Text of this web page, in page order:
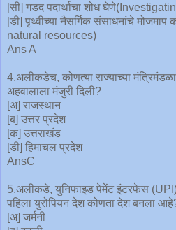
[सी] गडद पदार्थाचा शोध
[डी] पृथ्वीच्या नैसर्गिक संसाधनांचे
natural resources)
Ans A
4.अलीकडेच, कोणत्या राज्याच्या
अहवालाला मंजुरी दिली?
[अ] राजस्थान
[ब] उत्तर प्रदेश
[क] उत्तराखंड
[डी] हिमाचल प्रदेश
AnsC
5.अलीकडे, युनिफाइड पेमेंट इंटरफेस (UPI)
पहिला युरोपियन देश कोणता देश बनला
[अ] जर्मनी